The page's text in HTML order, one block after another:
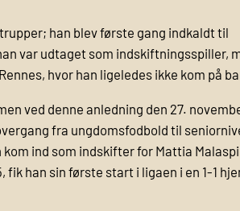
han blev første gang indkaldt til
var udtaget som indskiftningsspiller,
hvor han ligeledes ikke kom på
ved denne anledning den 27.
fra ungdomsfodbold til
ind som indskifter for Mattia
han sin første start i ligaen i en 1-1